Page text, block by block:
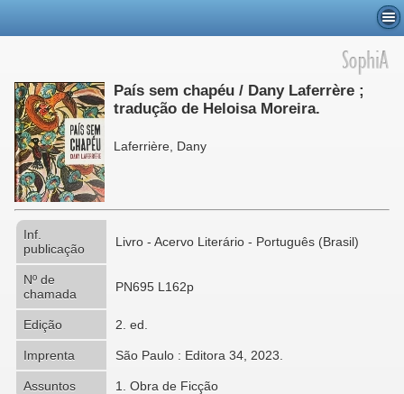
País sem chapéu / Dany Laferrère ;
tradução de Heloisa Moreira.
Laferrière, Dany
Inf.
publicação
Livro - Acervo Literário - Português (Brasil)
Nº de
chamada
PN695 L162p
Edição 2. ed.
Imprenta São Paulo : Editora 34, 2023.
Assuntos 1. Obra de Ficção